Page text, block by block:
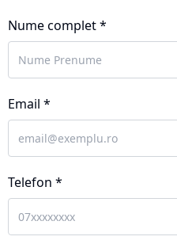
Nume complet *
Email *
Telefon *